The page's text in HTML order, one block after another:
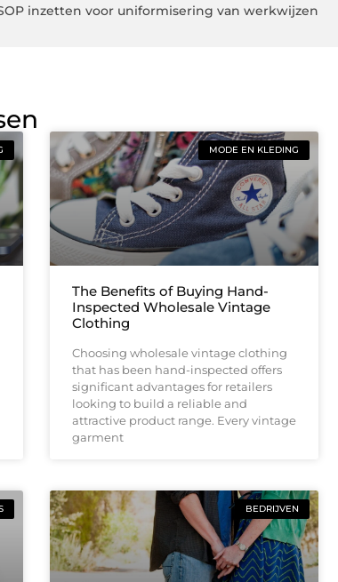
inzetten voor uniformisering van werkwijzen
MODE EN KLEDING
The Benefits of Buying Hand-
Inspected Wholesale Vintage
Clothing
Choosing wholesale vintage clothing
that has been hand-inspected offers
significant advantages for retailers
looking to build a reliable and
attractive product range. Every vintage
garment
BEDRIJVEN